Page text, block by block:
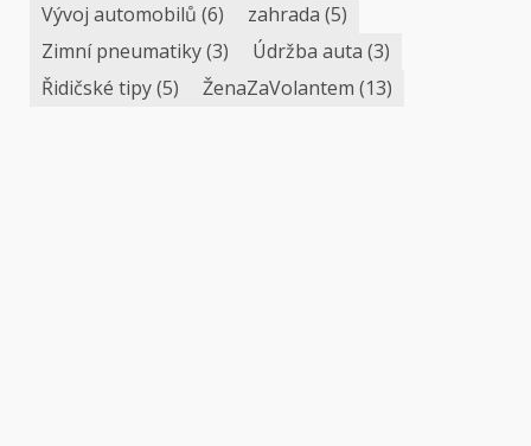
Vývoj automobilů (6) zahrada (5)
Zimní pneumatiky(3) Údržba auta (3)
Řidičské tipy(5) ŽenaZaVolantem (13)